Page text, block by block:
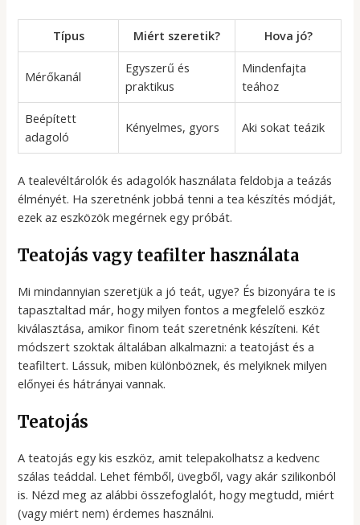
Típus Miért szeretik? Hova jó?
Mérőkanál
Egyszerű és
praktikus
Mindenfajta
teához
Beépített
adagoló
Kényelmes, gyors Aki sokat teázik
A tealevéltárolók és adagolók használata feldobja a teázás
élményét. Ha szeretnénk jobbá tenni a tea készítés módját,
ezek az eszközök megérnek egy próbát.
Teatojás vagy teafilter használata
Mi mindannyian szeretjük a jó teát, ugye? És bizonyára te is
tapasztaltad már, hogy milyen fontos a megfelelő eszköz
kiválasztása, amikor finom teát szeretnénk készíteni. Két
módszert szoktak általában alkalmazni: a teatojást és a
teafiltert. Lássuk, miben különböznek, és melyiknek milyen
előnyei és hátrányai vannak.
Teatojás
A teatojás egy kis eszköz, amit telepakolhatsz a kedvenc
szálas teáddal. Lehet fémből, üvegből, vagy akár szilikonból
is. Nézd meg az alábbi összefoglalót, hogy megtudd, miért
(vagy miért nem) érdemes használni.